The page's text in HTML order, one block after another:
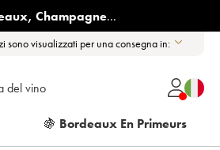
, Champagne...
sono visualizzati per una consegna in:
del vino
🍇 Bordeaux En Primeurs